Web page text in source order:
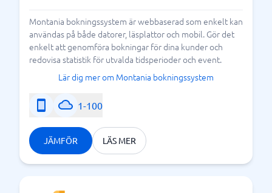
Montania bokningssystem är webbaserad som enkelt kan
användas på både datorer, läsplattor och mobil. Gör det
enkelt att genomföra bokningar för dina kunder och
redovisa statistik för utvalda tidsperioder och event.
Lär dig mer om Montania bokningssystem
1-100
JÄMFÖR LÄS MER